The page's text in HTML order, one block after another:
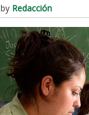
by Redacción